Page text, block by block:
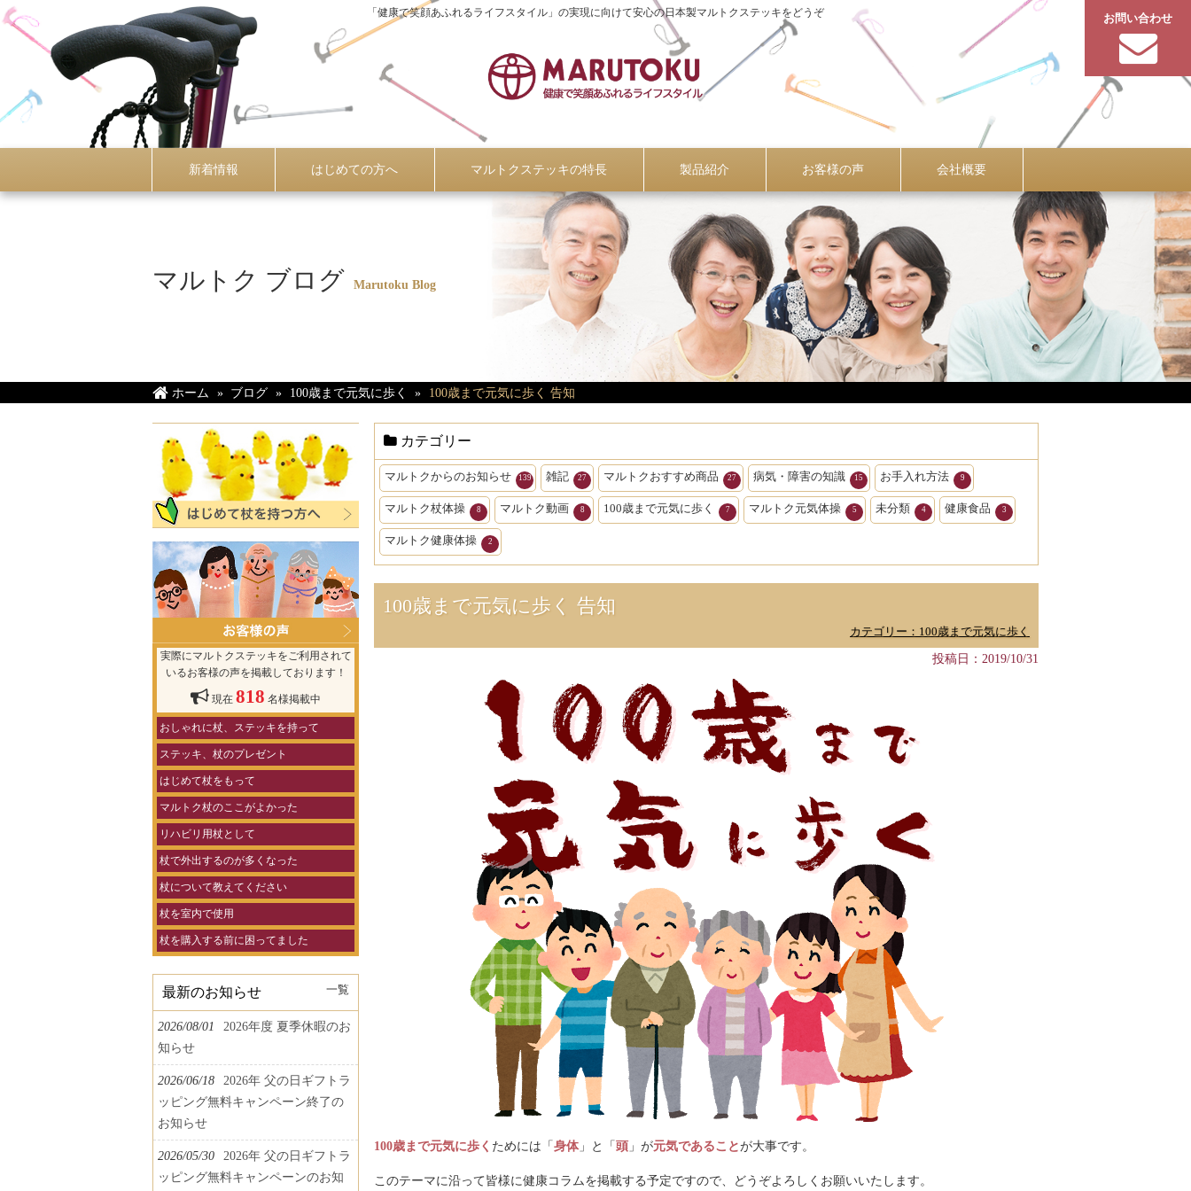
「健康で笑顔あふれるライフスタイル」の実現に向けて安心の日本製マルトクステッキをどうぞ お問い合わせ
新着情報 はじめての方へ マルトクステッキの特長 製品紹介 お客様の声 会社概要
マルトク ブログ Marutoku Blog
ホーム ブログ 100歳まで元気に歩く 100歳まで元気に歩く 告知
カテゴリー
マルトクからのお知らせ 139 雑記 27 マルトクおすすめ商品 27 病気・障害の知識 15 お手入れ方法 9
マルトク杖体操 8 マルトク動画 8 100歳まで元気に歩く 7 マルトク元気体操 5 未分類 4 健康食品 3
マルトク健康体操 2
100歳まで元気に歩く 告知
カテゴリー：100歳まで元気に歩く
投稿日：2019/10/31
100歳まで元気に歩く ためには「身体」と「頭 」が元気であることが大事です。
このテーマに沿って皆様に健康コラムを掲載する予定ですので、どうぞよろしくお願いいたします。
実際にマルトクステッキをご利用されて
いるお客様の声を掲載しております！
現在 818 名様掲載中
おしゃれに杖、ステッキを持って
ステッキ、杖のプレゼント
はじめて杖をもって
マルトク杖のここがよかった
リハビリ用杖として
杖で外出するのが多くなった
杖について教えてください
杖を室内で使用
杖を購入する前に困ってました
最新のお知らせ 一覧
2026/08/01
2026年度 夏季休暇のお
知らせ
2026/06/18
2026年 父の日ギフトラ
ッピング無料キャンペーン終了の
お知らせ
2026/05/30
2026年 父の日ギフトラ
ッピング無料キャンペーンのお知